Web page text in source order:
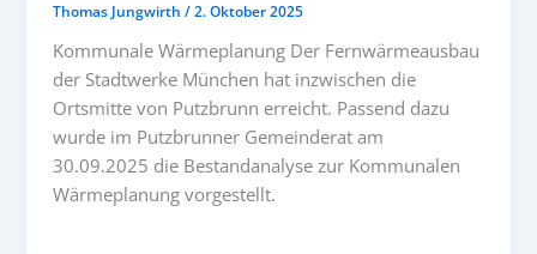
Thomas Jungwirth/2. Oktober 2025
Kommunale Wärmeplanung Der Fernwärmeausbau
der Stadtwerke München hat inzwischen die
Ortsmitte von Putzbrunn erreicht. Passend dazu
wurde im Putzbrunner Gemeinderat am
30.09.2025 die Bestandanalyse zur Kommunalen
Wärmeplanung vorgestellt.